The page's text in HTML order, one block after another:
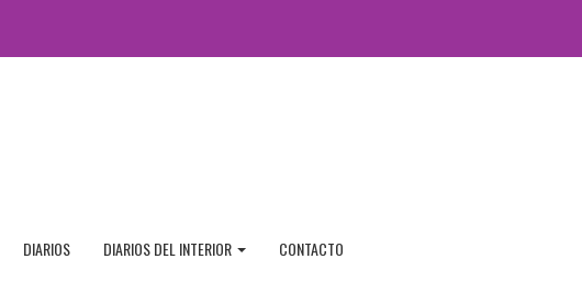
DIARIOS DIARIOS DEL INTERIOR CONTACTO